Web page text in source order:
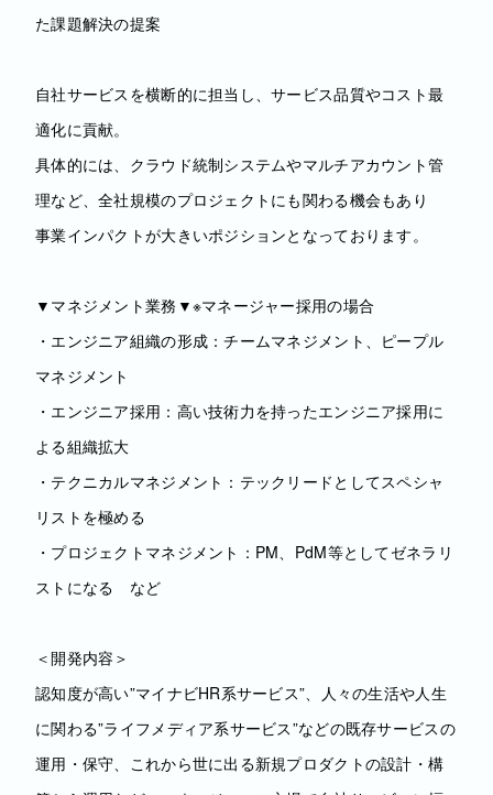
た課題解決の提案
自社サービスを横断的に担当し、サービス品質やコスト最
適化に貢献。
具体的には、クラウド統制システムやマルチアカウント管
理など、全社規模のプロジェクトにも関わる機会もあり
事業インパクトが大きいポジションとなっております。
▼マネジメント業務▼※マネージャー採用の場合
・エンジニア組織の形成：チームマネジメント、ピープル
マネジメント
・エンジニア採用：高い技術力を持ったエンジニア採用に
よる組織拡大
・テクニカルマネジメント：テックリードとしてスペシャ
リストを極める
・プロジェクトマネジメント：PM、PdM等としてゼネラリ
ストになる など
＜開発内容＞
認知度が高い”マイナビHR系サービス”、人々の生活や人生
に関わる”ライフメディア系サービス”などの既存サービスの
運用・保守、これから世に出る新規プロダクトの設計・構